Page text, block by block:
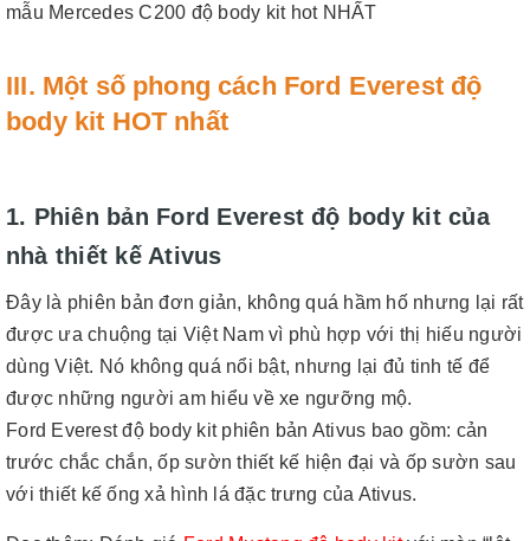
mẫu Mercedes C200 độ body kit hot NHẤT
III. Một số phong cách Ford Everest độ
body kit HOT nhất
1. Phiên bản Ford Everest độ body kit của
nhà thiết kế Ativus
Đây là phiên bản đơn giản, không quá hầm hố nhưng lại rất
được ưa chuộng tại Việt Nam vì phù hợp với thị hiếu người
dùng Việt. Nó không quá nổi bật, nhưng lại đủ tinh tế để
được những người am hiểu về xe ngưỡng mộ.
Ford Everest độ body kit phiên bản Ativus bao gồm: cản
trước chắc chắn, ốp sườn thiết kế hiện đại và ốp sườn sau
với thiết kế ống xả hình lá đặc trưng của Ativus.